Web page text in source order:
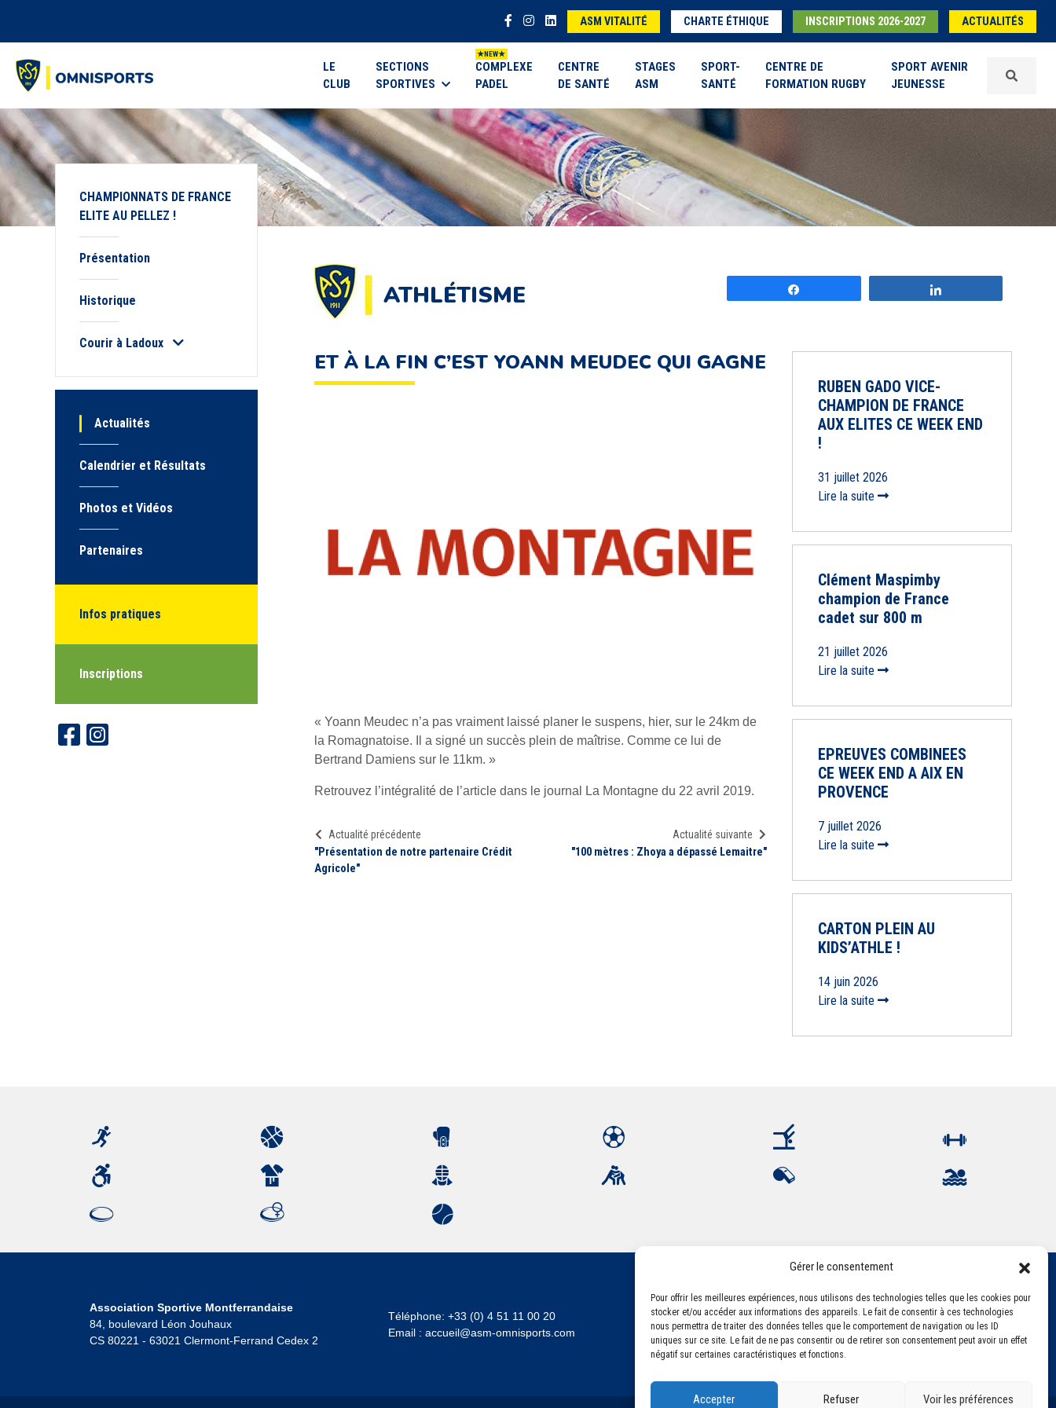
Gérer le consentement
Pour offrir les meilleures expériences, nous utilisons des technologies telles que les cookies pour
stocker et/ou accéder aux informations des appareils. Le fait de consentir à ces technologies
nous permettra de traiter des données telles que le comportement de navigation ou les ID
uniques sur ce site. Le fait de ne pas consentir ou de retirer son consentement peut avoir un effet
négatif sur certaines caractéristiques et fonctions.
Accepter Refuser Voir les préférences
ASM VITALITÉ CHARTE ÉTHIQUE INSCRIPTIONS 2026-2027 ACTUALITÉS
LE
CLUB
SECTIONS
SPORTIVES
COMPLEXE
PADEL
CENTRE
DE SANTÉ
STAGES
ASM
SPORT-
SANTÉ
CENTRE DE
FORMATION RUGBY
SPORT AVENIR
JEUNESSE
CHAMPIONNATS DE FRANCE
ELITE AU PELLEZ !
Présentation
Historique
Courir à Ladoux
Actualités
Calendrier et Résultats
Photos et Vidéos
Partenaires
Infos pratiques
Inscriptions
ATHLÉTISME
ET À LA FIN C’EST YOANN MEUDEC QUI GAGNE
« Yoann Meudec n’a pas vraiment laissé planer le suspens, hier, sur le 24km de
la Romagnatoise. Il a signé un succès plein de maîtrise. Comme ce lui de
Bertrand Damiens sur le 11km. »
Retrouvez l’intégralité de l’article dans le journal La Montagne du 22 avril 2019.
Actualité précédente
"Présentation de notre partenaire Crédit
Agricole"
Actualité suivante
"100 mètres : Zhoya a dépassé Lemaitre"
RUBEN GADO VICE-
CHAMPION DE FRANCE
AUX ELITES CE WEEK END
!
31 juillet 2026
Lire la suite
Clément Maspimby
champion de France
cadet sur 800 m
21 juillet 2026
Lire la suite
EPREUVES COMBINEES
CE WEEK END A AIX EN
PROVENCE
7 juillet 2026
Lire la suite
CARTON PLEIN AU
KIDS’ATHLE !
14 juin 2026
Lire la suite
Association Sportive Montferrandaise
84, boulevard Léon Jouhaux
CS 80221 - 63021 Clermont-Ferrand Cedex 2
Téléphone: +33 (0) 4 51 11 00 20
Email : accueil@asm-omnisports.com